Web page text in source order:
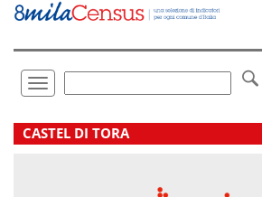
Vai
direttamente
Toggle
navigation
.
CASTEL DI TORA